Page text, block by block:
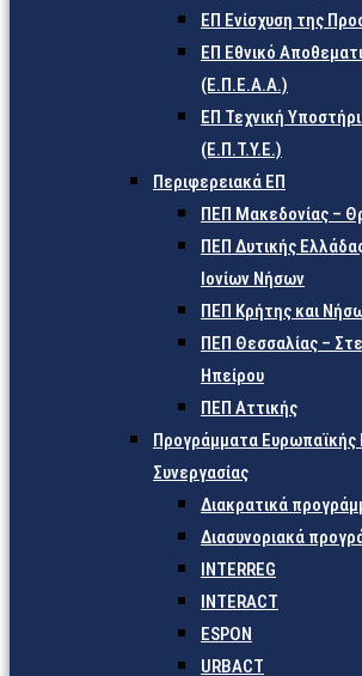
ΕΠ Ενίσχυση της
ΕΠ Εθνικό
(Ε.Π.Ε.Α.Α.)
ΕΠ Τεχνική
(Ε.Π.Τ.Υ.Ε.)
Περιφερειακά ΕΠ
ΠΕΠ Μακεδονίας –
ΠΕΠ Δυτικής
Ιονίων Νήσων
ΠΕΠ Κρήτης και
ΠΕΠ Θεσσαλίας –
Ηπείρου
ΠΕΠ Αττικής
Προγράμματα Ευρωπαϊκής
Συνεργασίας
Διακρατικά
Διασυνοριακά
INTERREG
INTERACT
ESPON
URBACT